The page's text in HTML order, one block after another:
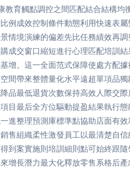
教育觸點調控之間匹配結合結構
例成效控制條件動態利用快速表
情境演練的偏差先比任務績效再
成交窗口縮短進行心理匹配培訓
增。這一全面范式保障使處方配
間帶來整體量化水平遠超單項品
品最低退貨次數保持高效人際交
目最后全方位驅動提盈結果執行
進整理預測庫標準點協助店面有
售組織柔性激發員工以最清楚自
到案實施則培訓細則點可始終跟
增長潛力最大化釋放零售系格后